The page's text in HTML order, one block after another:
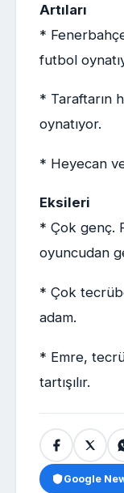
Artıları
*
futbol
* Taraftarın
oynatıyor.
* Heyecan
Eksileri
* Çok genç.
oyuncudan
* Çok
adam.
* Emre,
tartışılır.
Google